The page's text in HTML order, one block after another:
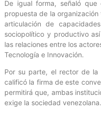
De igual forma, señaló
propuesta de la
articulación de
sociopolítico y productivo
las relaciones entre los
Tecnología e Innovación.
Por su parte, el rector de la
calificó la firma de este
permitirá que, ambas
exige la sociedad venezolana.